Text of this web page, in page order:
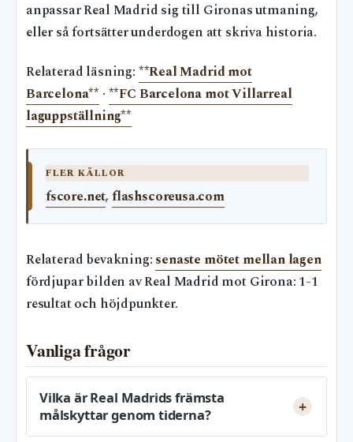
anpassar Real Madrid sig till Gironas utmaning,
eller så fortsätter underdogen att skriva historia.
Relaterad läsning: **Real Madrid mot
Barcelona** · **FC Barcelona mot Villarreal
laguppställning**
FLER KÄLLOR
fscore.net, flashscoreusa.com
Relaterad bevakning: senaste mötet mellan lagen
fördjupar bilden av Real Madrid mot Girona: 1-1
resultat och höjdpunkter.
Vanliga frågor
Vilka är Real Madrids främsta
målskyttar genom tiderna?